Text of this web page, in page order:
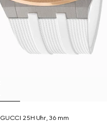
GUCCI 25H Uhr, 36 mm